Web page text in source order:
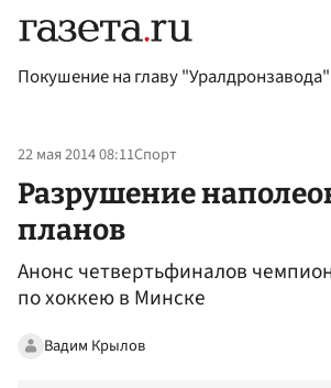
Покушение на главу "Уралдронзавода"
22 мая 2014 08:11Спорт
Разрушение
планов
Анонс четвертьфиналов
по хоккею в Минске
Вадим Крылов